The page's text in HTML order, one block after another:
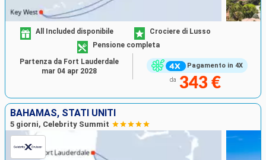
Pagamento in 4X
All Included disponibile
Crociere di Lusso
Pensione completa
da 343 €
Partenza da Fort Lauderdale
mar 04 apr 2028
BAHAMAS, STATI UNITI
5 giorni, Celebrity Summit